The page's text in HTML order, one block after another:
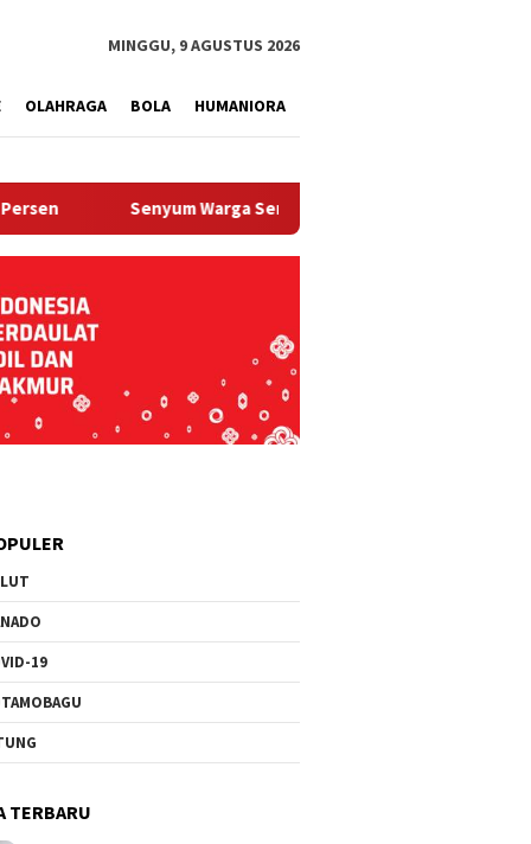
MINGGU, 9 AGUSTUS 2026
OLAHRAGA BOLA HUMANIORA
Senyum Warga Semarang, Teras Rumah Tak Lagi Becek,
19
TERBARU